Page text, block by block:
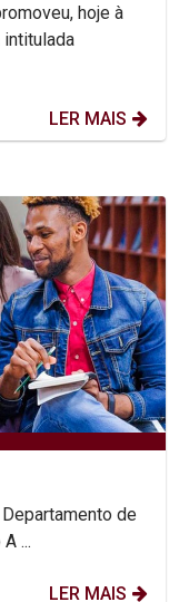
hoje à
intitulada
LER MAIS
Ação Social (DAS) no térreo do Bloco A ...
LER MAIS